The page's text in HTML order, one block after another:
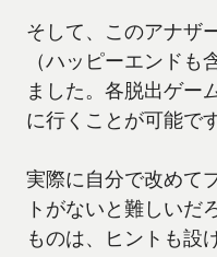
そして、このアナザ
（ハッピーエンドも
ました。各脱出ゲー
に行くことが可能です
実際に自分で改めて
トがないと難しいだ
ものは、ヒントも設